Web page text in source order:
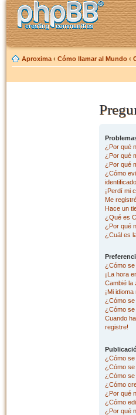
Aproxima ‹ Cómo llamar al Mundo ‹
¿Por qué
¿Por qué
¿Por qué
¿Cómo
¡Perdí mi
Me
Hace un
¿Qué es
¿Por qué
¿Cuál es
¿Cómo
¡La hora
Cambié la
¡Mi
¿Cómo se
¿Cómo
Cuando
registre!
¿Cómo
¿Cómo
¿Cómo se
¿Cómo
¿Por qué
¿Cómo
¿Por qué